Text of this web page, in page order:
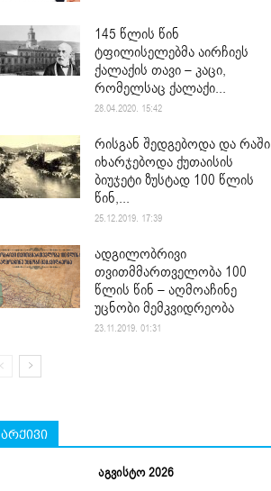
145 წლის წინ
ტფილისელებმა აირჩიეს
ქალაქის თავი – კაცი,
რომელსაც ქალაქი...
28.04.2020. 15:42
რისგან შედგებოდა და რაში
იხარჯებოდა ქუთაისის
ბიუჯეტი ზუსტად 100 წლის
წინ,...
25.12.2019. 17:39
ადგილობრივი
თვითმმართველობა 100
წლის წინ – აღმოაჩინე
უცნობი მემკვიდრეობა
23.11.2019. 01:31
არქივი
აგვისტო 2026